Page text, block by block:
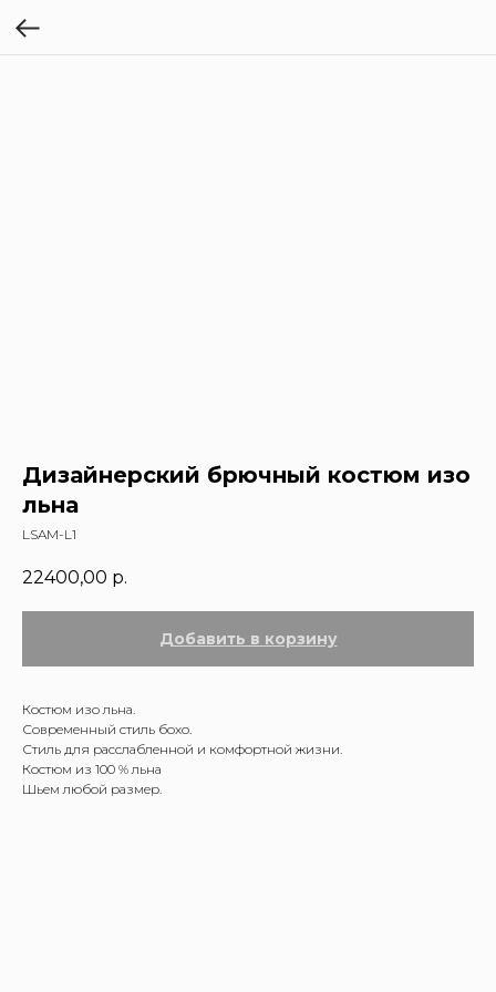
Дизайнерский брючный костюм изо
льна
LSAM-L1
22400,00 р.
Добавить в корзину
Костюм изо льна.
Современный стиль бохо.
Стиль для расслабленной и комфортной жизни.
Костюм из 100 % льна
Шьем любой размер.